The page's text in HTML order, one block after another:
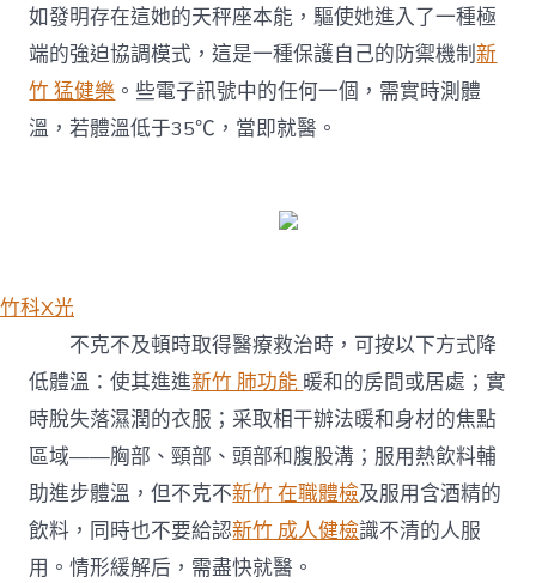
如發明存在這她的天秤座本能，驅使她進入了一種極
端的強迫協調模式，這是一種保護自己的防禦機制新
竹 猛健樂 。些電子訊號中的任何一個，需實時測體
溫，若體溫低于35℃，當即就醫。
竹科X光
不克不及頓時取得醫療救治時，可按以下方式降
低體溫：使其進進新竹 肺功能 暖和的房間或居處；實
時脫失落濕潤的衣服；采取相干辦法暖和身材的焦點
區域——胸部、頸部、頭部和腹股溝；服用熱飲料輔
助進步體溫，但不克不新竹 在職體檢及服用含酒精的
飲料，同時也不要給認新竹 成人健檢識不清的人服
用。情形緩解后，需盡快就醫。